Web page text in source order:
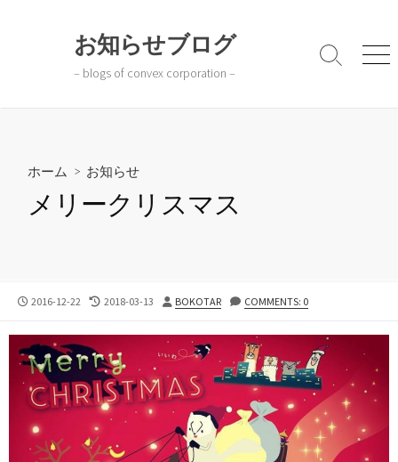
お知らせブログ
– blogs of convex corporation –
検
メ
ホーム > お知らせ
メリークリスマス
公
日
2016-12-22
最
更
新
日
2018-03-13
投
者
BOKOTAR COMMENTS: 0